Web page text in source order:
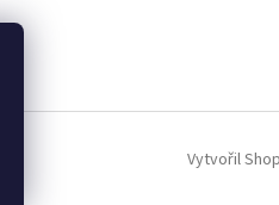
Vytvořil